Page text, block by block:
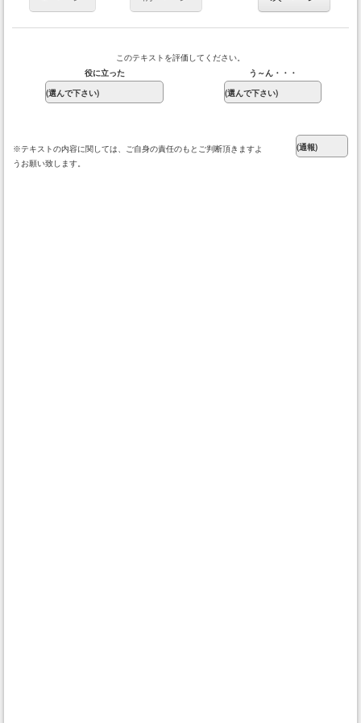
このテキストを評価してください。
役に立った
う～ん・・・
※テキストの内容に関しては、ご自身の責任のもとご判断頂きますよ
うお願い致します。